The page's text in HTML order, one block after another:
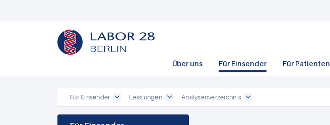
Über uns Für Einsender Für Patienten
Für Einsender Leistungen Analysenverzeichnis